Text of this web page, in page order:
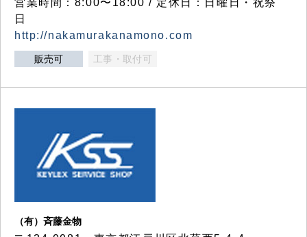
営業時間：8:00〜18:00 / 定休日：日曜日・祝祭
日
http://nakamurakanamono.com
販売可 工事・取付可
（有）斉藤金物